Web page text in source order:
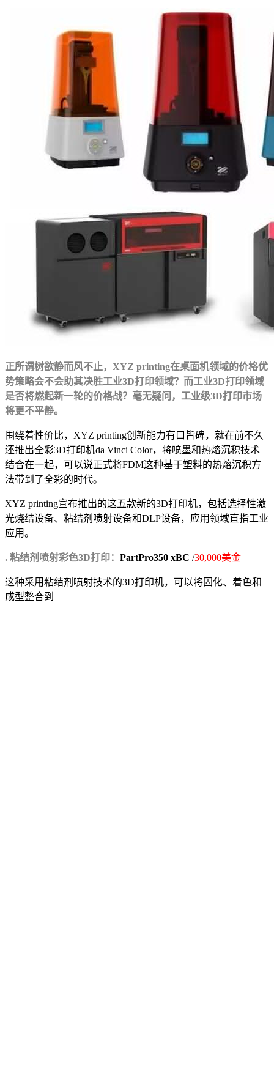
正所谓树欲静而风不止，XYZ printing在桌面机领域的价格优
势策略会不会助其决胜工业3D打印领域？而工业3D打印领域
是否将燃起新一轮的价格战？毫无疑问，工业级3D打印市场
将更不平静。
围绕着性价比，XYZ printing创新能力有口皆碑，就在前不久
还推出全彩3D打印机da Vinci Color，将喷墨和热熔沉积技术
结合在一起，可以说正式将FDM这种基于塑料的热熔沉积方
法带到了全彩的时代。
XYZ printing宣布推出的这五款新的3D打印机，包括选择性激
光烧结设备、粘结剂喷射设备和DLP设备，应用领域直指工业
应用。
. 粘结剂喷射彩色3D打印： PartPro350 xBC /30,000美金
这种采用粘结剂喷射技术的3D打印机，可以将固化、着色和
成型整合到